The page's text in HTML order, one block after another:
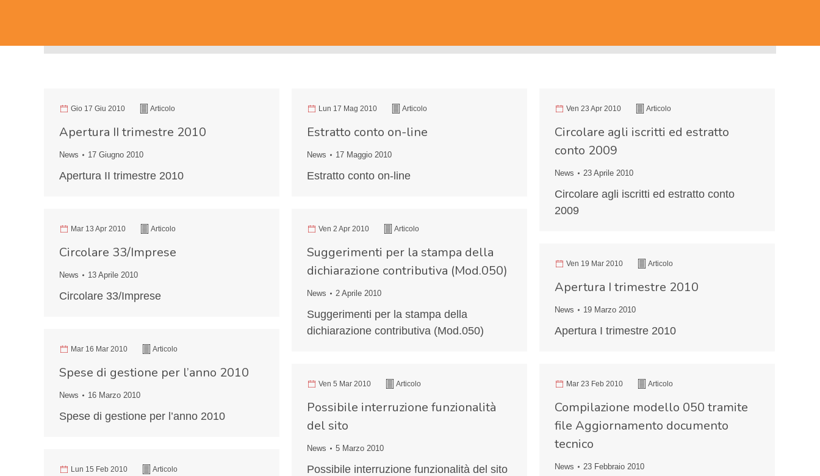
Gio 17 Giu 2010 Articolo
Apertura II trimestre 2010
News 17 Giugno 2010
Apertura II trimestre 2010
Lun 17 Mag 2010 Articolo
Estratto conto on-line
News 17 Maggio 2010
Estratto conto on-line
Ven 23 Apr 2010 Articolo
Circolare agli iscritti ed estratto
conto 2009
News 23 Aprile 2010
Circolare agli iscritti ed estratto conto
2009
Mar 13 Apr 2010 Articolo
Circolare 33/Imprese
News 13 Aprile 2010
Circolare 33/Imprese
Ven 2 Apr 2010 Articolo
Suggerimenti per la stampa della
dichiarazione contributiva (Mod.050)
News 2 Aprile 2010
Suggerimenti per la stampa della
dichiarazione contributiva (Mod.050)
Ven 19 Mar 2010 Articolo
Apertura I trimestre 2010
News 19 Marzo 2010
Apertura I trimestre 2010
Mar 16 Mar 2010 Articolo
Spese di gestione per l’anno 2010
News 16 Marzo 2010
Spese di gestione per l’anno 2010
Ven 5 Mar 2010 Articolo
Possibile interruzione funzionalità
del sito
News 5 Marzo 2010
Possibile interruzione funzionalità del sito
Mar 23 Feb 2010 Articolo
Compilazione modello 050 tramite
file Aggiornamento documento
tecnico
News 23 Febbraio 2010
Lun 15 Feb 2010 Articolo